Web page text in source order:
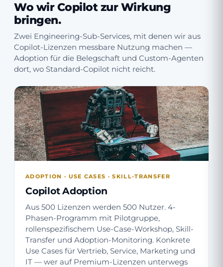
Wo wir Copilot zur Wirkung
bringen.
Zwei Engineering-Sub-Services, mit denen wir aus
Copilot-Lizenzen messbare Nutzung machen —
Adoption für die Belegschaft und Custom-Agenten
dort, wo Standard-Copilot nicht reicht.
ADOPTION · USE CASES · SKILL-TRANSFER
Copilot Adoption
Aus 500 Lizenzen werden 500 Nutzer. 4-
Phasen-Programm mit Pilotgruppe,
rollenspezifischem Use-Case-Workshop, Skill-
Transfer und Adoption-Monitoring. Konkrete
Use Cases für Vertrieb, Service, Marketing und
IT — wer auf Premium-Lizenzen unterwegs